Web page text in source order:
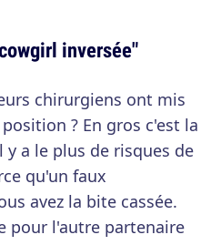
inversée"
chirurgiens ont mis
? En gros c'est la
a le plus de risques de
qu'un faux
avez la bite cassée.
pour l'autre partenaire